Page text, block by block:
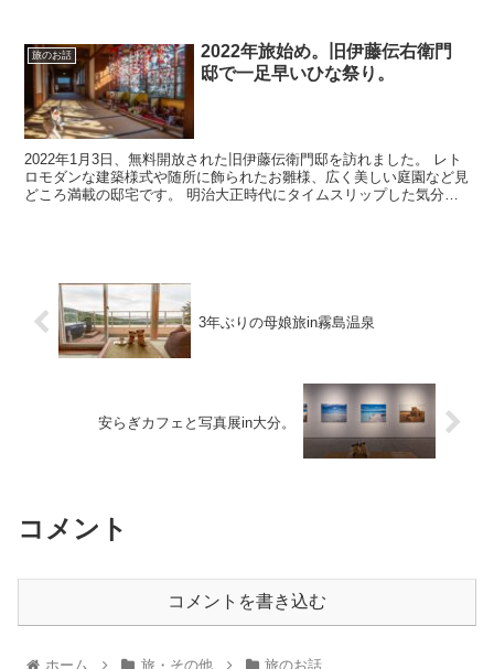
旅のお話
2022年旅始め。旧伊藤伝右衛門
邸で一足早いひな祭り。
2022年1月3日、無料開放された旧伊藤伝衛門邸を訪れました。 レト
ロモダンな建築様式や随所に飾られたお雛様、広く美しい庭園など見
どころ満載の邸宅です。 明治大正時代にタイムスリップした気分を
3年ぶりの母娘旅in霧島温泉
安らぎカフェと写真展in大分。
コメント
コメントを書き込む
ホーム 旅・その他 旅のお話